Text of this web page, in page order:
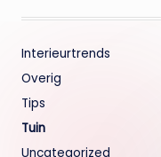
Interieurtrends
Overig
Tips
Tuin
Uncategorized